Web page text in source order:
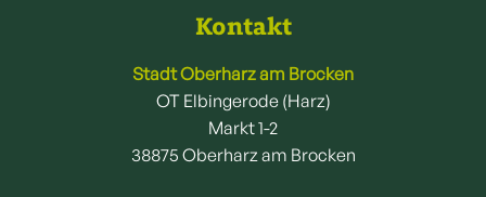
Kontakt
Stadt Oberharz am Brocken
OT Elbingerode (Harz)
Markt 1-2
38875 Oberharz am Brocken